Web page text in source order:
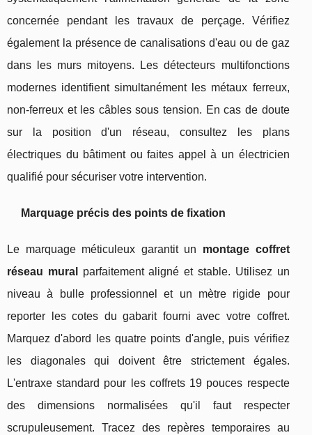
concernée pendant les travaux de perçage. Vérifiez
également la présence de canalisations d'eau ou de gaz
dans les murs mitoyens. Les détecteurs multifonctions
modernes identifient simultanément les métaux ferreux,
non-ferreux et les câbles sous tension. En cas de doute
sur la position d'un réseau, consultez les plans
électriques du bâtiment ou faites appel à un électricien
qualifié pour sécuriser votre intervention.
Marquage précis des points de fixation
Le marquage méticuleux garantit un montage coffret
réseau mural
parfaitement aligné et stable. Utilisez un
niveau à bulle professionnel et un mètre rigide pour
reporter les cotes du gabarit fourni avec votre coffret.
Marquez d'abord les quatre points d'angle, puis vérifiez
les diagonales qui doivent être strictement égales.
L'entraxe standard pour les coffrets 19 pouces respecte
des dimensions normalisées qu'il faut respecter
scrupuleusement. Tracez des repères temporaires au